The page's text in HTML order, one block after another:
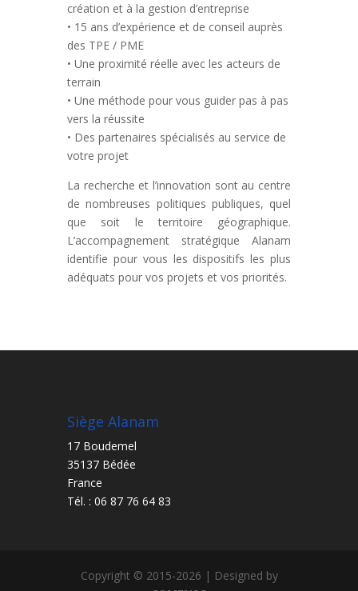
création et à la gestion d’entreprise
• 15 ans d’expérience et de conseil auprès
des TPE / PME
• Une proximité réelle avec les acteurs de
terrain
• Une méthode pour vous guider pas à pas
vers la réussite
• Des partenaires spécialisés au service de
votre projet
La recherche et l’innovation sont au centre
de nombreuses politiques publiques, quel
que soit le territoire géographique.
L’accompagnement stratégique Alanam
identifie pour vous les dispositifs les plus
adéquats pour vos projets et vos priorités.
Siège Alanam
17 Boudemel
35137 Bédée
France
Tél. : 06 87 76 64 83
Copyright © 2015-2026 | Designed by